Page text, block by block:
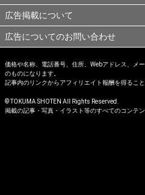
広告掲載について
広告についてのお問い合わせ
価格や名称、電話番号、住所、Webアドレス、メ
のものになります。
記事内のリンクからアフィリエイト報酬を得ること
© TOKUMA SHOTEN All Rights Reserved.
掲載の記事・写真・イラスト等のすべてのコンテ